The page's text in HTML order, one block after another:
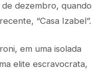
dezembro, quando
“Casa Izabel”.
em uma isolada
elite escravocrata,